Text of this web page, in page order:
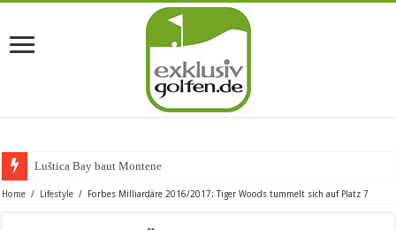
Luštica Bay baut Montenegros
Home / Lifestyle / Forbes Milliardäre 2016/2017: Tiger Woods tummelt sich auf Platz 7